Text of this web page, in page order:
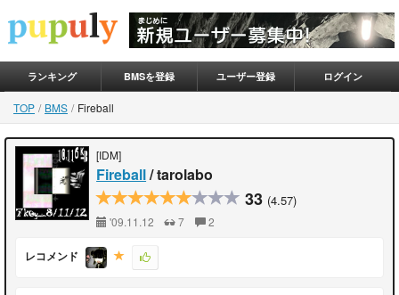
ランキング BMSを登録 ユーザー登録 ログイン
TOP BMS Fireball
[IDM]
Fireball/ tarolabo
33 (4.57)
'09.11.12 7 2
レコメンド